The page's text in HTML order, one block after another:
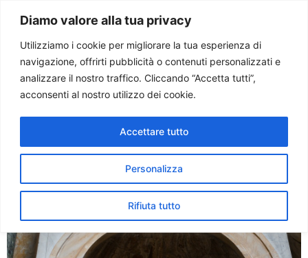
Diamo valore alla tua privacy
Utilizziamo i cookie per migliorare la tua esperienza di
navigazione, offrirti pubblicità o contenuti personalizzati e
analizzare il nostro traffico. Cliccando “Accetta tutti”,
acconsenti al nostro utilizzo dei cookie.
Personalizza
Rifiuta tutto
Accettare tutto
Paolo Ondarza
Tag:22 luglio
Elevata a Festa la memoria
di Santa Maria Maddalena.
La decisione del Papa